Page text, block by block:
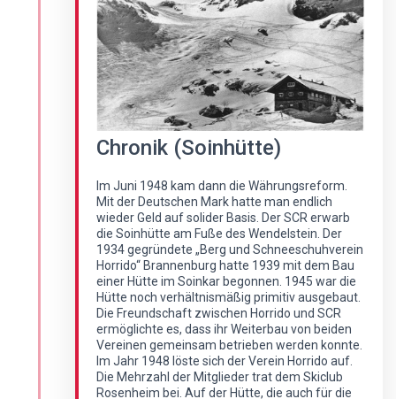
Chronik (Soinhütte)
Im Juni 1948 kam dann die Währungsreform.
Mit der Deutschen Mark hatte man endlich
wieder Geld auf solider Basis. Der SCR erwarb
die Soinhütte am Fuße des Wendelstein. Der
1934 gegründete „Berg und Schneeschuhverein
Horrido“ Brannenburg hatte 1939 mit dem Bau
einer Hütte im Soinkar begonnen. 1945 war die
Hütte noch verhältnismäßig primitiv ausgebaut.
Die Freundschaft zwischen Horrido und SCR
ermöglichte es, dass ihr Weiterbau von beiden
Vereinen gemeinsam betrieben werden konnte.
Im Jahr 1948 löste sich der Verein Horrido auf.
Die Mehrzahl der Mitglieder trat dem Skiclub
Rosenheim bei. Auf der Hütte, die auch für die